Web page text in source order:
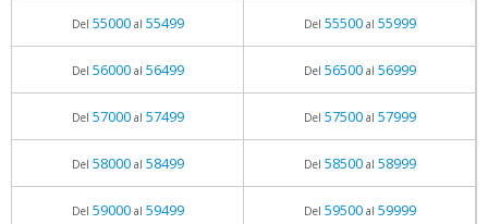
Del 55000al 55499 Del 55500al 55999
Del 56000al 56499 Del 56500al 56999
Del 57000al 57499 Del 57500al 57999
Del 58000al 58499 Del 58500al 58999
Del 59000al 59499 Del 59500al 59999